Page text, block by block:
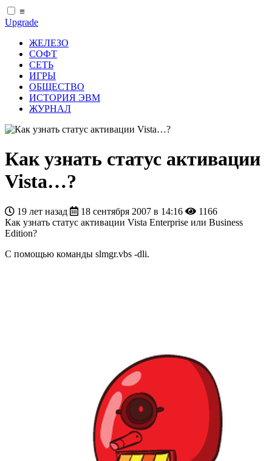
≡
Upgrade
ЖЕЛЕЗО
СОФТ
СЕТЬ
ИГРЫ
ОБЩЕСТВО
ИСТОРИЯ ЭВМ
ЖУРНАЛ
Как узнать статус активации
Vista…?
19 лет назад 18 сентября 2007 в 14:16
1166
Как узнать статус активации Vista Enterprise или Business
Edition?
С помощью команды slmgr.vbs -dli.